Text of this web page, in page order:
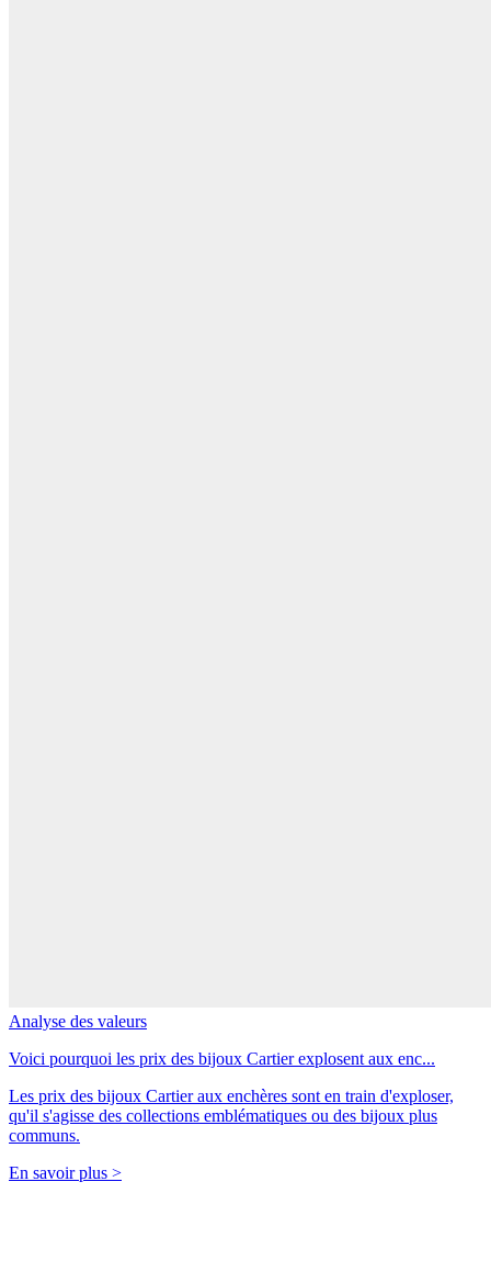
Analyse des valeurs
Voici pourquoi les prix des bijoux Cartier explosent aux enc...
Les prix des bijoux Cartier aux enchères sont en train d'exploser,
qu'il s'agisse des collections emblématiques ou des bijoux plus
communs.
En savoir plus >